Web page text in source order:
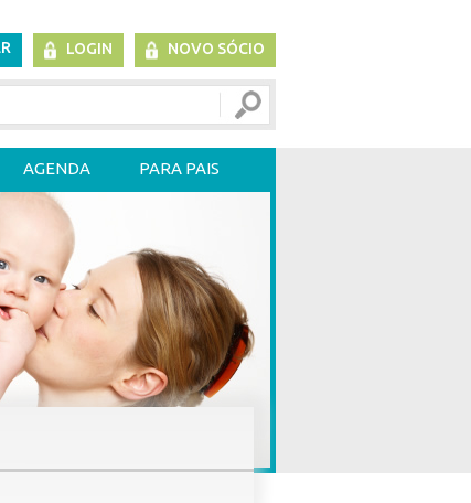
LOGIN NOVO SÓCIO
AGENDA PARA PAIS